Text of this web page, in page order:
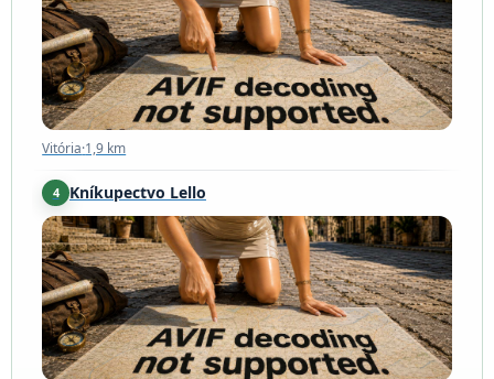
Vitória·1,9 km
4 Kníkupectvo Lello
Porto·2,0 km